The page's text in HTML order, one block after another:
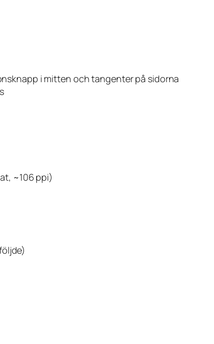
i mitten och tangenter på sidorna
~106 ppi)